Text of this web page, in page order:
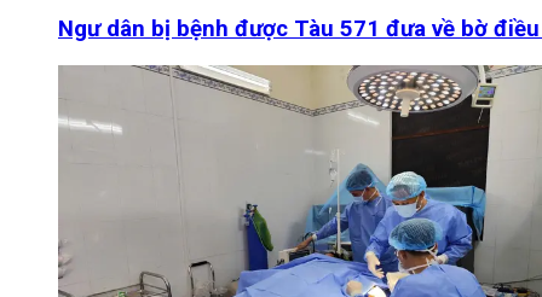
Ngư dân bị bệnh được Tàu 571 đưa về bờ